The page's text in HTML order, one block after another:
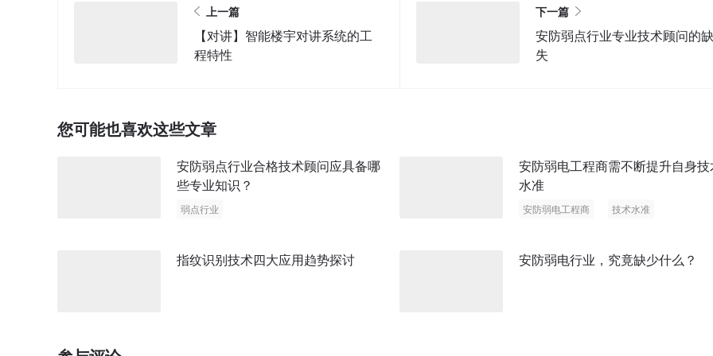
上一篇
【对讲】智能楼宇对讲系统的工
程特性
下一篇
安防弱点行业专业技术顾问的缺
失
您可能也喜欢这些文章
安防弱点行业合格技术顾问应具备哪
些专业知识？
弱点行业
安防弱电工程商需不断提升自身技
水准
安防弱电工程商 技术水准
指纹识别技术四大应用趋势探讨 安防弱电行业，究竟缺少什么？